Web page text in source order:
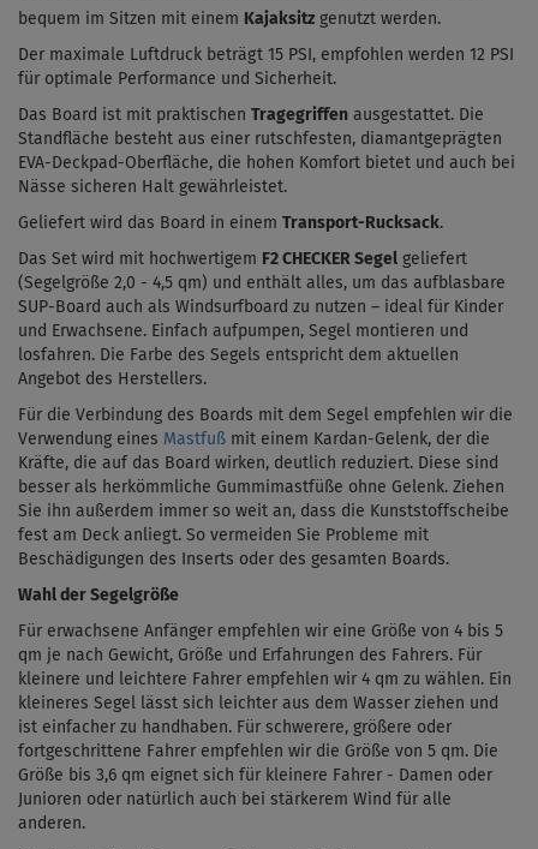
bequem im Sitzen mit einem Kajaksitz genutzt werden.
Der maximale Luftdruck beträgt 15 PSI, empfohlen werden 12 PSI
für optimale Performance und Sicherheit.
Das Board ist mit praktischen Tragegriffen ausgestattet. Die
Standfläche besteht aus einer rutschfesten, diamantgeprägten
EVA-Deckpad-Oberfläche, die hohen Komfort bietet und auch bei
Nässe sicheren Halt gewährleistet.
Geliefert wird das Board in einem Transport-Rucksack.
Das Set wird mit hochwertigem F2 CHECKER Segel geliefert
(Segelgröße 2,0 - 4,5 qm) und enthält alles, um das aufblasbare
SUP-Board auch als Windsurfboard zu nutzen – ideal für Kinder
und Erwachsene. Einfach aufpumpen, Segel montieren und
losfahren. Die Farbe des Segels entspricht dem aktuellen
Angebot des Herstellers.
Für die Verbindung des Boards mit dem Segel empfehlen wir die
Verwendung eines Mastfuß mit einem Kardan-Gelenk, der die
Kräfte, die auf das Board wirken, deutlich reduziert. Diese sind
besser als herkömmliche Gummimastfüße ohne Gelenk. Ziehen
Sie ihn außerdem immer so weit an, dass die Kunststoffscheibe
fest am Deck anliegt. So vermeiden Sie Probleme mit
Beschädigungen des Inserts oder des gesamten Boards.
Wahl der Segelgröße
Für erwachsene Anfänger empfehlen wir eine Größe von 4 bis 5
qm je nach Gewicht, Größe und Erfahrungen des Fahrers. Für
kleinere und leichtere Fahrer empfehlen wir 4 qm zu wählen. Ein
kleineres Segel lässt sich leichter aus dem Wasser ziehen und
ist einfacher zu handhaben. Für schwerere, größere oder
fortgeschrittene Fahrer empfehlen wir die Größe von 5 qm. Die
Größe bis 3,6 qm eignet sich für kleinere Fahrer - Damen oder
Junioren oder natürlich auch bei stärkerem Wind für alle
anderen.